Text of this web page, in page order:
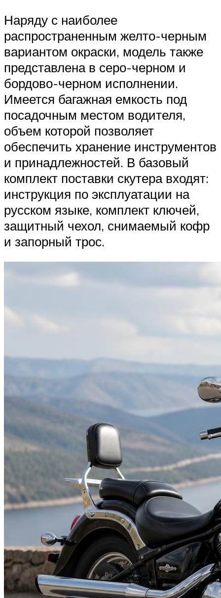
Наряду с наиболее
распространенным желто-черным
вариантом окраски, модель также
представлена в серо-черном и
бордово-черном исполнении.
Имеется багажная емкость под
посадочным местом водителя,
объем которой позволяет
обеспечить хранение инструментов
и принадлежностей. В базовый
комплект поставки скутера входят:
инструкция по эксплуатации на
русском языке, комплект ключей,
защитный чехол, снимаемый кофр
и запорный трос.